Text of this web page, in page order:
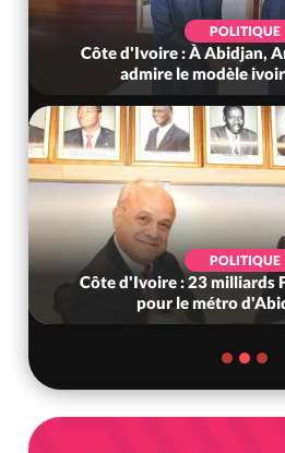
POLITIQUE
Côte d'Ivoire : À Abidjan,
admire le modèle
POLITIQUE
Côte d'Ivoire : 23 milliards
pour le métro